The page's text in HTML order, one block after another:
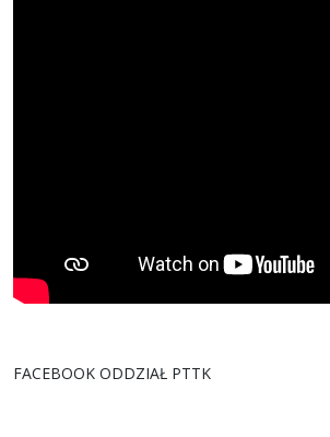
FACEBOOK ODDZIAŁ PTTK